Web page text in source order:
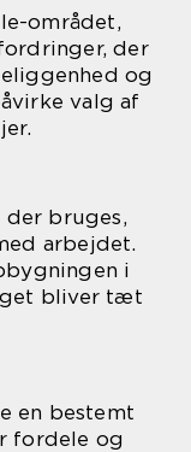
området,
der
og
valg af
bruges,
arbejdet.
i
bliver tæt
en bestemt
fordele og